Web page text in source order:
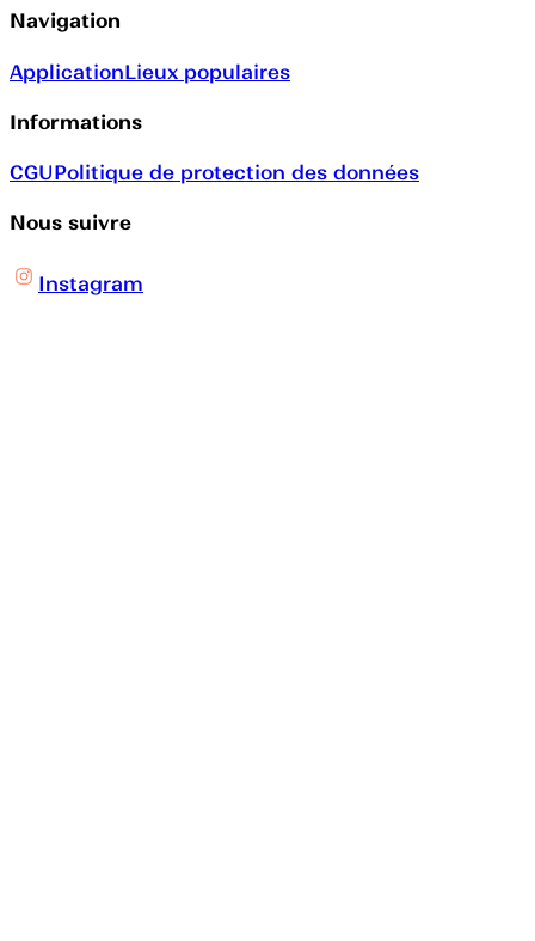
Navigation
ApplicationLieux populaires
Informations
CGUPolitique de protection des données
Nous suivre
Instagram